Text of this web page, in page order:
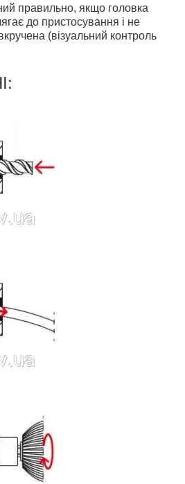
правильно, якщо головка
до пристосування і не
(візуальний контроль